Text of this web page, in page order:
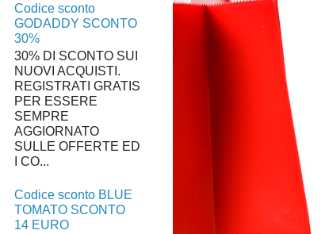
Codice sconto
GODADDY SCONTO
30%
30% DI SCONTO SUI
NUOVI ACQUISTI.
REGISTRATI GRATIS
PER ESSERE
SEMPRE
AGGIORNATO
SULLE OFFERTE ED
I CO...
Codice sconto BLUE
TOMATO SCONTO
14 EURO